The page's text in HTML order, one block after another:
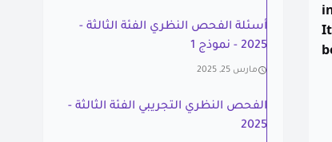
أسئلة الفحص النظري الفئة الثالثة -
2025 - نموذج 1
مارس 25, 2025
الفحص النظري التجريبي الفئة الثالثة -
2025